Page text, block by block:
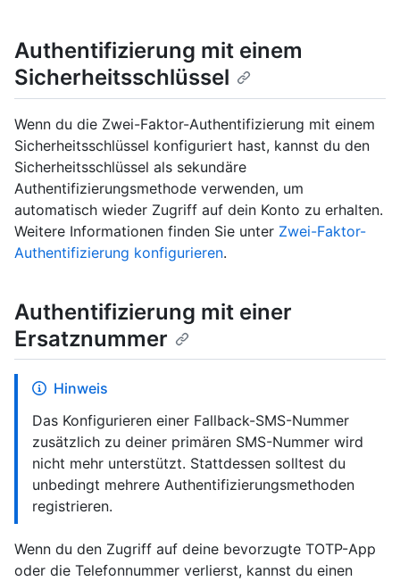
Authentifizierung mit einem
Sicherheitsschlüssel
Wenn du die Zwei-Faktor-Authentifizierung mit einem
Sicherheitsschlüssel konfiguriert hast, kannst du den
Sicherheitsschlüssel als sekundäre
Authentifizierungsmethode verwenden, um
automatisch wieder Zugriff auf dein Konto zu erhalten.
Weitere Informationen finden Sie unter Zwei-Faktor-
Authentifizierung konfigurieren.
Authentifizierung mit einer
Ersatznummer
Hinweis
Das Konfigurieren einer Fallback-SMS-Nummer
zusätzlich zu deiner primären SMS-Nummer wird
nicht mehr unterstützt. Stattdessen solltest du
unbedingt mehrere Authentifizierungsmethoden
registrieren.
Wenn du den Zugriff auf deine bevorzugte TOTP-App
oder die Telefonnummer verlierst, kannst du einen